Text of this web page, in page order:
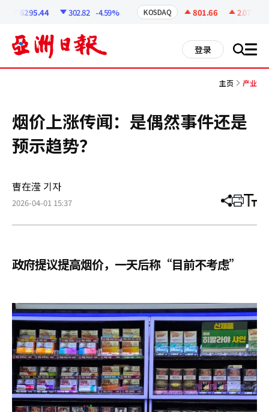
6295.44 302.82 -4.59% KOSDAQ 801.66 2.07
登录 搜 all
主页 产业
烟价上涨传闻：是偶然事件还是
预示趋势？
曺在滢 기자
2026-04-01 15:37 分
章
打 调
小
政府提议提高烟价，一天后称“目前不考虑”